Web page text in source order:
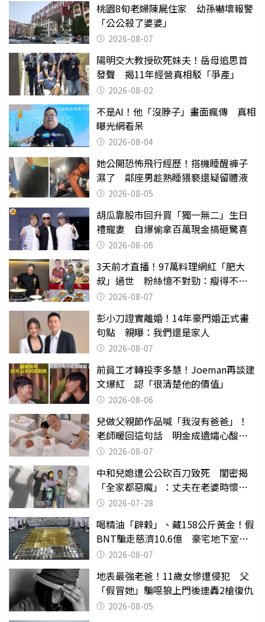
桃園8旬老婦陳屍住家 幼孫嚇壞報警
「公公殺了婆婆」
2026-08-07
陽明交大教授砍死妹夫！岳母追思首
發聲 揭11年經營真相駁「爭產」
2026-08-02
不是AI！他「沒脖子」畫面瘋傳 真相
曝光網看呆
2026-08-04
她公開恐怖飛行經歷！搭機睡醒褲子
濕了 鄰座男趁熟睡猥褻還疑留體液
2026-08-05
胡瓜靠股市回升買「獨一無二」生日
禮寵妻 自爆偷拿百萬現金搞砸驚喜
2026-08-06
3天前才直播！97萬料理網紅「肥大
叔」過世 粉絲憶不對勁：瘦得不合
理 2026-08-07
彭小刀證實離婚！14年豪門婚正式畫
句點 親曝：我們還是家人
2026-08-07
前員工才轉投李多慧！Joeman再談建
文爆紅 認「很清楚他的價值」
2026-08-06
兒做父親節作品喊「我沒有爸爸」！
老師暖回這句話 明金成遺孀心酸惹
淚 2026-08-07
中和兒媳遭公公砍百刀致死 閨密揭
「全家都惡魔」：丈夫在老婆時懷孕
摔東西
2026-07-28
喝精油「辟穀」、藏158公斤黃金！假
BNT騙走慈濟10.6億 豪宅地下室竟
挖出乾鮑金庫
2026-08-07
地表最強老爸！11歲女慘遭侵犯 父
「假冒她」騙噁狼上門後連轟2槍復仇
2026-08-05